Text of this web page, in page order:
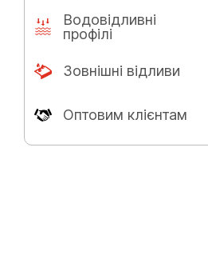
Водовідливні
профілі
Зовнішні відливи
Оптовим клієнтам